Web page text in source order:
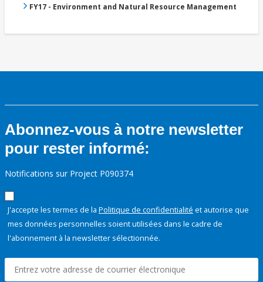
FY17 - Environment and Natural Resource Management
Abonnez-vous à notre newsletter
pour rester informé:
Notifications sur Project P090374
J'accepte les termes de la Politique de confidentialité et autorise que
mes données personnelles soient utilisées dans le cadre de
l'abonnement à la newsletter sélectionnée.